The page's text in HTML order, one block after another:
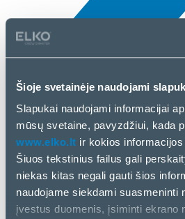
Šioje svetainėje naudojami
Slapukai naudojami informacijai
mūsų svetaine, pavyzdžiui, kada
www.elko.lt ir kokios
Šiuos tekstinius failus gali
niekas kitas negali gauti šios
naudojame siekdami suasmeninti
įvestus duomenis, įsiminti ekrano
7 Bal, 2025
Lindy